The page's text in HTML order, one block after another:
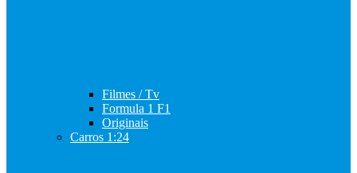
Filmes / Tv
Formula 1 F1
Originais
Carros 1:24